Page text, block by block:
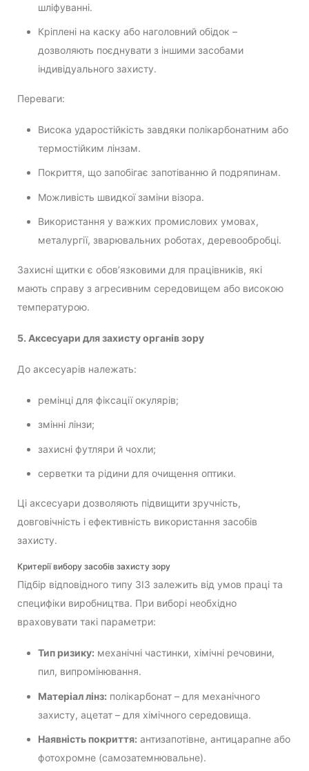
шліфуванні.
Кріплені на каску або наголовний обідок –
дозволяють поєднувати з іншими засобами
індивідуального захисту.
Переваги:
Висока ударостійкість завдяки полікарбонатним або
термостійким лінзам.
Покриття, що запобігає запотіванню й подряпинам.
Можливість швидкої заміни візора.
Використання у важких промислових умовах,
металургії, зварювальних роботах, деревообробці.
Захисні щитки є обов’язковими для працівників, які
мають справу з агресивним середовищем або високою
температурою.
5. Аксесуари для захисту органів зору
До аксесуарів належать:
ремінці для фіксації окулярів;
змінні лінзи;
захисні футляри й чохли;
серветки та рідини для очищення оптики.
Ці аксесуари дозволяють підвищити зручність,
довговічність і ефективність використання засобів
захисту.
Критерії вибору засобів захисту зору
Підбір відповідного типу ЗІЗ залежить від умов праці та
специфіки виробництва. При виборі необхідно
враховувати такі параметри:
Тип ризику: механічні частинки, хімічні речовини,
пил, випромінювання.
Матеріал лінз: полікарбонат – для механічного
захисту, ацетат – для хімічного середовища.
Наявність покриття: антизапотівне, антицарапне або
фотохромне (самозатемнювальне).